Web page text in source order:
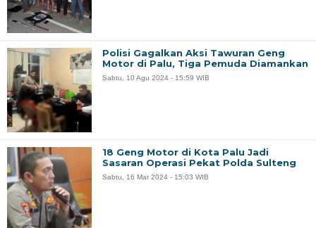
Polisi Gagalkan Aksi Tawuran Geng
Motor di Palu, Tiga Pemuda Diamankan
Sabtu, 10 Agu 2024 - 15:59 WIB
18 Geng Motor di Kota Palu Jadi
Sasaran Operasi Pekat Polda Sulteng
Sabtu, 16 Mar 2024 - 15:03 WIB